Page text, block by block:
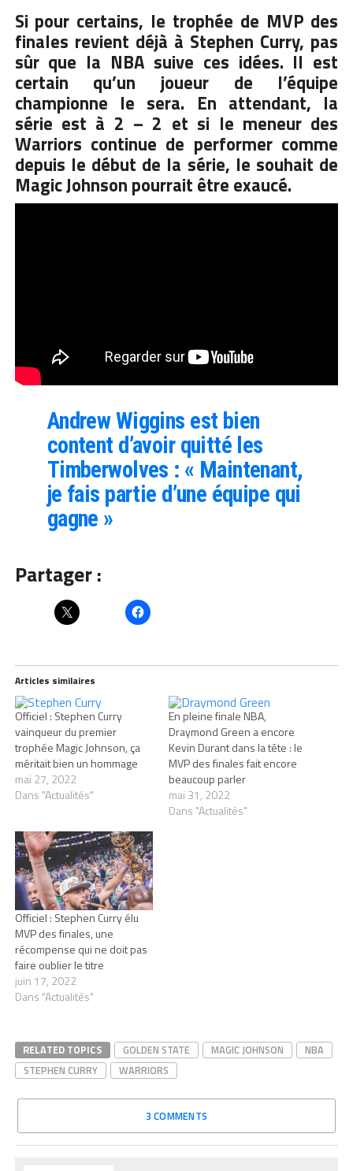
Si pour certains, le trophée de MVP des
finales revient déjà à Stephen Curry, pas
sûr que la NBA suive ces idées. Il est
certain qu’un joueur de l’équipe
championne le sera. En attendant, la
série est à 2 – 2 et si le meneur des
Warriors continue de performer comme
depuis le début de la série, le souhait de
Magic Johnson pourrait être exaucé.
Andrew Wiggins est bien
content d’avoir quitté les
Timberwolves : « Maintenant,
je fais partie d’une équipe qui
gagne »
Partager :
Articles similaires
Officiel : Stephen Curry
vainqueur du premier
trophée Magic Johnson, ça
méritait bien un hommage
mai 27, 2022
Dans "Actualités"
En pleine finale NBA,
Draymond Green a encore
Kevin Durant dans la tête : le
MVP des finales fait encore
beaucoup parler
mai 31, 2022
Dans "Actualités"
Officiel : Stephen Curry élu
MVP des finales, une
récompense qui ne doit pas
faire oublier le titre
juin 17, 2022
Dans "Actualités"
RELATED TOPICS GOLDEN STATE MAGIC JOHNSON
NBA
STEPHEN CURRY
WARRIORS
3 COMMENTS